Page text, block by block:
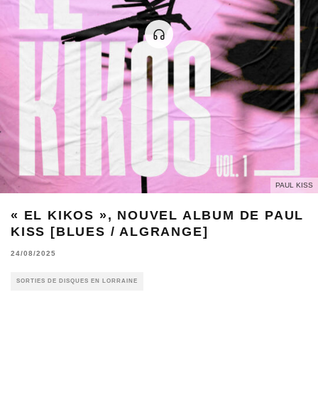
PAUL KISS
« EL KIKOS », NOUVEL ALBUM DE PAUL
KISS [BLUES / ALGRANGE]
24/08/2025
SORTIES DE DISQUES EN LORRAINE